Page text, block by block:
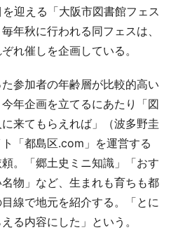
迎える「大阪市図書館フェス
年秋に行われる同フェスは、
れ催しを企画している。
参加者の年齢層が比較的高い
年企画を立てるにあたり「図
来てもらえれば」（波多野圭
「都島区.com」を運営する
。「郷土史ミニ知識」「おす
物」など、生まれも育ちも都
線で地元を紹介する。「とに
る内容にした」という。